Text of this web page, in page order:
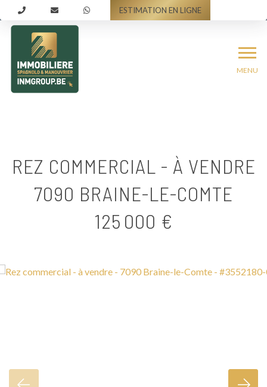
ESTIMATION EN LIGNE
MENU
REZ COMMERCIAL - À VENDRE
7090 BRAINE-LE-COMTE
125 000 €